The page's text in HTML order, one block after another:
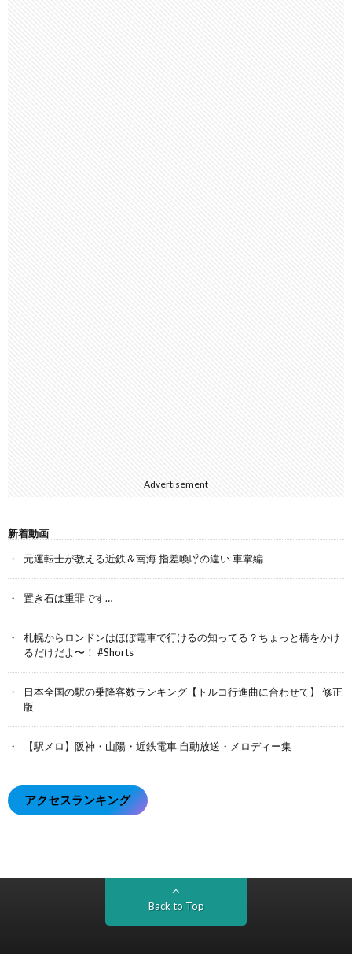
Advertisement
新着動画
元運転士が教える近鉄＆南海 指差喚呼の違い 車掌編
置き石は重罪です…
札幌からロンドンはほぼ電車で行けるの知ってる？ちょっと橋をかけ
るだけだよ〜！ #Shorts
日本全国の駅の乗降客数ランキング【トルコ行進曲に合わせて】 修正
版
【駅メロ】阪神・山陽・近鉄電車 自動放送・メロディー集
アクセスランキング
Back to Top